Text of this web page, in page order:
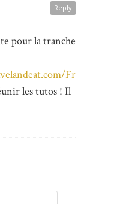
Reply
pour la tranche
France/
les tutos ! Il